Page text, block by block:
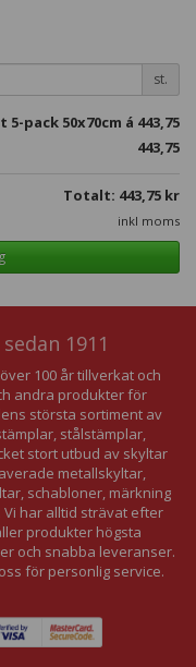
st.
5-pack 50x70cm á 443,75
443,75
Totalt: 443,75 kr
inkl moms
1911
100 år tillverkat och
andra produkter för
största sortiment av
stålstämplar,
stort utbud av skyltar
metallskyltar,
schabloner, märkning
Vi har alltid strävat efter
produkter högsta
och snabba leveranser.
för personlig service.